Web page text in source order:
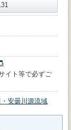
イト等で必ずご
安曇川源流域